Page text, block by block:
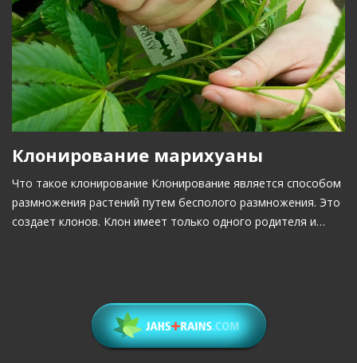
Клонирование марихуаны
Что такое клонирование Клонирование является способом
размножения растений путем бесполого размножения. Это
создает клонов. Клон имеет только одного родителя и…